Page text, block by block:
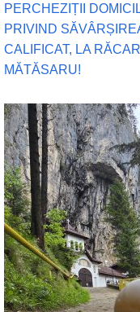
PERCHEZIȚII
PRIVIND
CALIFICAT, LA
MĂTĂSARU!